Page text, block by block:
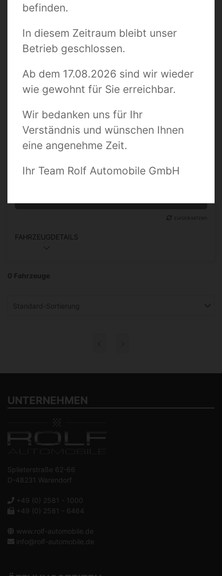
Kilometer bis
zurücksetzen
FAHRZEUGDETAILS
0 Fahrzeuge
Standard-Sortierung
UNTERNEHMEN
Splieterstraße 62-66
D-48231 Warendorf
+49 (0) 2581 - 1000
+49 (0) 2581 - 6464
www.rolf-automobile.de
info@rolf-automobile.de
befinden.
In diesem Zeitraum bleibt unser
Betrieb geschlossen.
Ab dem 17.08.2026 sind wir wieder
wie gewohnt für Sie erreichbar.
Wir bedanken uns für Ihr
Verständnis und wünschen Ihnen
eine angenehme Zeit.
Ihr Team Rolf Automobile GmbH